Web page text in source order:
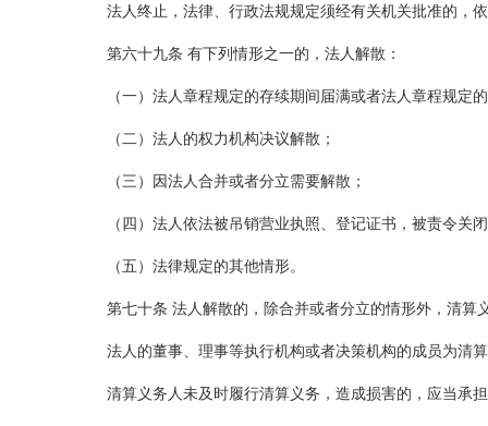
法人终止，法律、行政法规规定须经有关机关批准的，
第六十九条 有下列情形之一的，法人解散：
（一）法人章程规定的存续期间届满或者法人章程规定
（二）法人的权力机构决议解散；
（三）因法人合并或者分立需要解散；
（四）法人依法被吊销营业执照、登记证书，被责令关
（五）法律规定的其他情形。
第七十条 法人解散的，除合并或者分立的情形外，清算
法人的董事、理事等执行机构或者决策机构的成员为清
清算义务人未及时履行清算义务，造成损害的，应当承